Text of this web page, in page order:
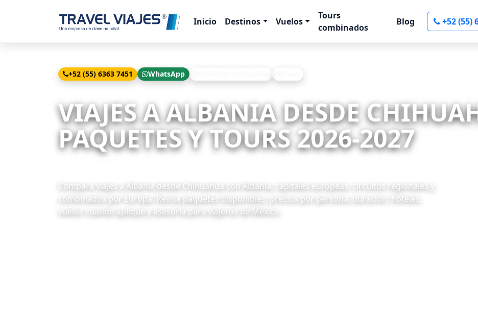
Inicio Destinos Vuelos
Tours
combinados
Blog +52 (55)
+52 (55) 6363 7451 WhatsApp
VIAJES A ALBANIA DESDE
PAQUETES Y TOURS 2026-2027
Compara viajes a Albania desde Chihuahua con Albania, capitales europeas, circuitos regionales y
combinados por Europa. Revisa paquetes disponibles, precios por persona, duración, hoteles,
vuelos cuando aplique y asesoría para viajeros de México.